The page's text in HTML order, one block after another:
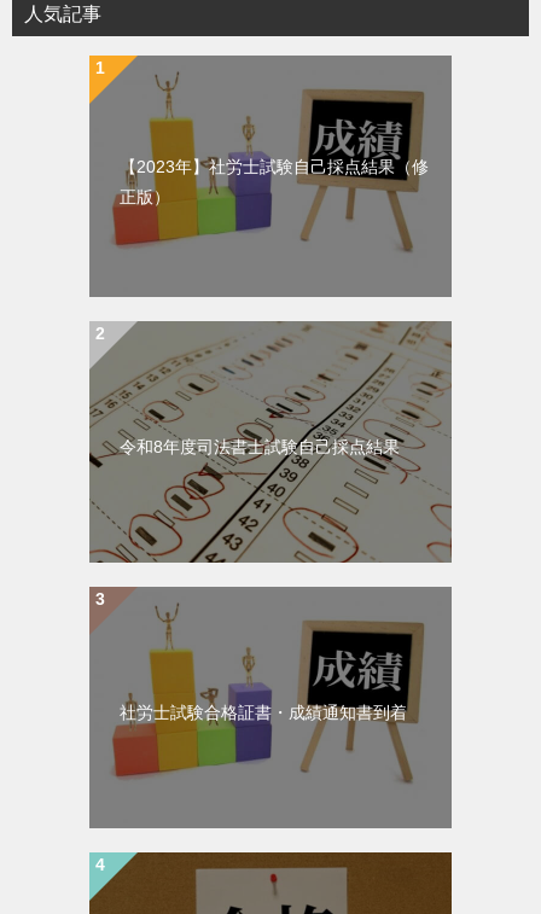
人気記事
【2023年】社労士試験自己採点結果（修
正版）
令和8年度司法書士試験自己採点結果
社労士試験合格証書・成績通知書到着